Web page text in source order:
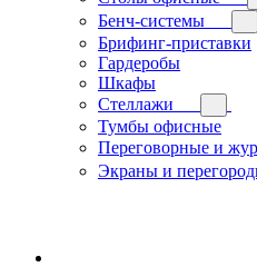
Бенч-системы
Брифинг-приставки
Гардеробы
Шкафы
Стеллажи
Тумбы офисные
Переговорные и
Экраны и